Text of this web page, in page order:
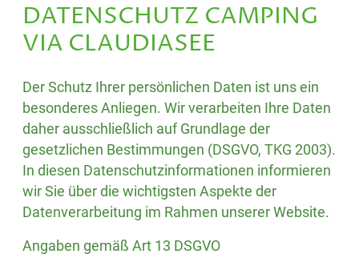
DATENSCHUTZ CAMPING
VIA CLAUDIASEE
Der Schutz Ihrer persönlichen Daten ist uns ein
besonderes Anliegen. Wir verarbeiten Ihre Daten
daher ausschließlich auf Grundlage der
gesetzlichen Bestimmungen (DSGVO, TKG 2003).
In diesen Datenschutzinformationen informieren
wir Sie über die wichtigsten Aspekte der
Datenverarbeitung im Rahmen unserer Website.
Angaben gemäß Art 13 DSGVO